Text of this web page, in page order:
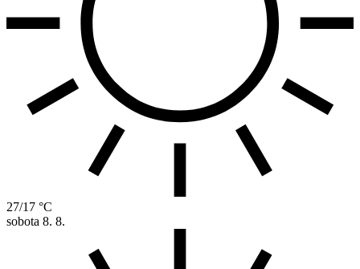
27/17 °C
sobota 8. 8.